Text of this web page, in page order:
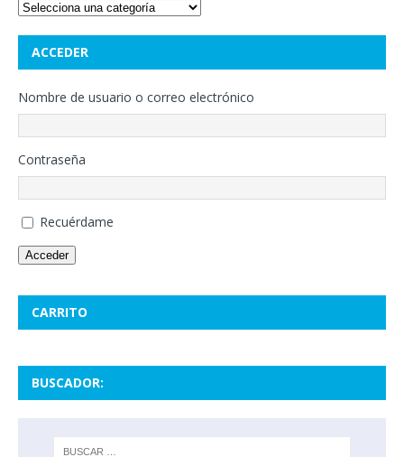
ACCEDER
Nombre de usuario o correo electrónico
Contraseña
Recuérdame
Acceder
CARRITO
BUSCADOR: